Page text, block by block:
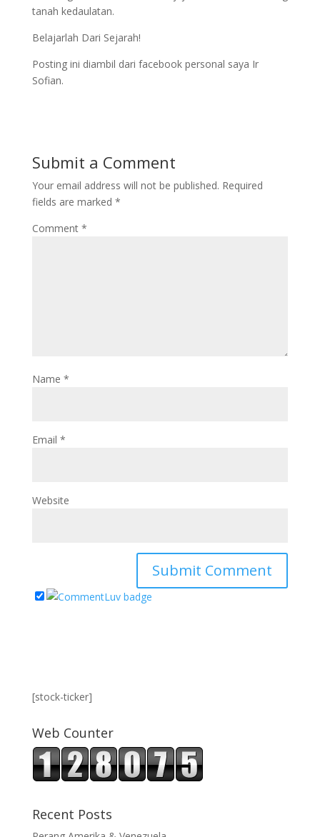
tanah kedaulatan.
Belajarlah Dari Sejarah!
Posting ini diambil dari facebook personal saya Ir
Sofian.
Submit a Comment
Your email address will not be published. Required
fields are marked *
Comment *
Name *
Email *
Website
[stock-ticker]
Web Counter
Recent Posts